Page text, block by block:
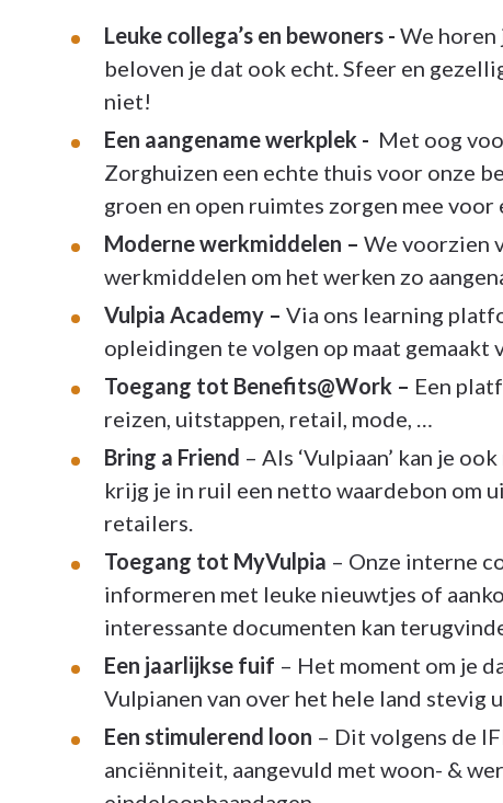
Leuke collega’s en bewoners - We horen
beloven je dat ook echt. Sfeer en
niet!
Een aangename werkplek - Met oog
Zorghuizen een echte thuis voor onze
groen en open ruimtes zorgen mee voor
Moderne werkmiddelen – We voorzien
werkmiddelen om het werken zo
Vulpia Academy – Via ons learning
opleidingen te volgen op maat gemaakt
Toegang tot Benefits@Work – Een
reizen, uitstappen, retail, mode, …
Bring a Friend – Als ‘Vulpiaan’ kan je
krijg je in ruil een netto waardebon om
retailers.
Toegang tot MyVulpia – Onze interne
informeren met leuke nieuwtjes of
interessante documenten kan
Een jaarlijkse fuif – Het moment om je
Vulpianen van over het hele land stevig
Een stimulerend loon – Dit volgens de
anciënniteit, aangevuld met woon- &